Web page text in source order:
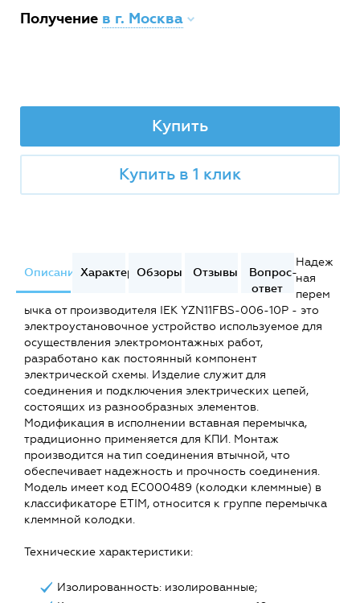
Получение в г. Москва
Купить
Купить в 1 клик
ОписаниеХарактеристики
Обзоры Отзывы
Вопрос-
ответ
Надеж
ная
перем
ычка от производителя IEK YZN11FBS-006-10P - это
электроустановочное устройство используемое для
осуществления электромонтажных работ,
разработано как постоянный компонент
электрической схемы. Изделие служит для
соединения и подключения электрических цепей,
состоящих из разнообразных элементов.
Модификация в исполнении вставная перемычка,
традиционно применяется для КПИ. Монтаж
производится на тип соединения втычной, что
обеспечивает надежность и прочность соединения.
Модель имеет код EC000489 (колодки клеммные) в
классификаторе ETIM, относится к группе перемычка
клеммной колодки.
Технические характеристики:
Изолированность: изолированные;